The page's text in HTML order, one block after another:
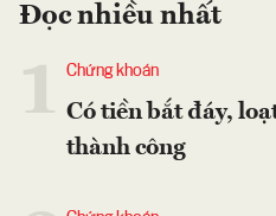
Đọc nhiều nhất
Chứng khoán
Có tiền bắt đáy,
thành công